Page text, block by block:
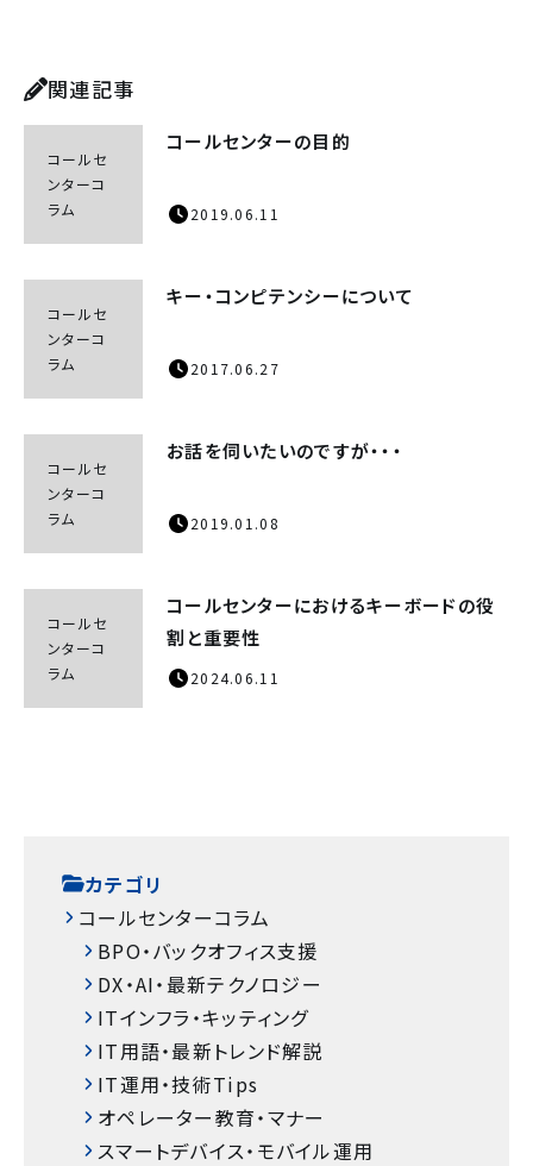
カテゴリ
コールセンターコラム
BPO・バックオフィス支援
DX・AI・最新テクノロジー
ITインフラ・キッティング
IT用語・最新トレンド解説
IT運用・技術Tips
オペレーター教育・マナー
スマートデバイス・モバイル運用
関連記事
コールセ
ンターコ
ラム
コールセンターの目的
2019.06.11
コールセ
ンターコ
ラム
キー・コンピテンシーについて
2017.06.27
コールセ
ンターコ
ラム
お話を伺いたいのですが・・・
2019.01.08
コールセ
ンターコ
ラム
コールセンターにおけるキーボードの役
割と重要性
2024.06.11